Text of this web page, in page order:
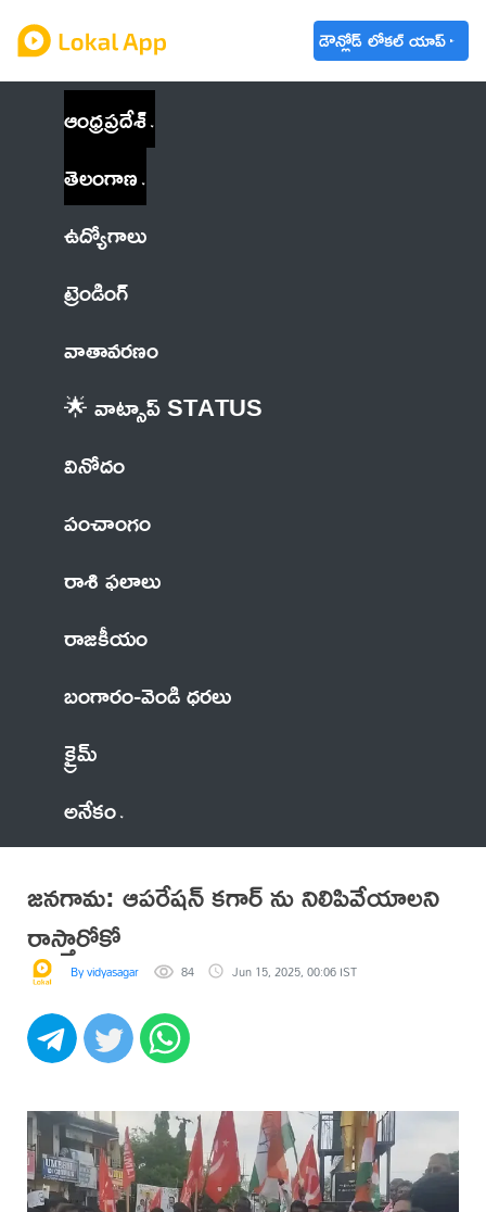
డౌన్లోడ్ లోకల్ యాప్
ఆంధ్రప్రదేశ్
తెలంగాణ
ఉద్యోగాలు
ట్రెండింగ్
వాతావరణం
🌟 వాట్సాప్ STATUS
వినోదం
పంచాంగం
రాశి ఫలాలు
రాజకీయం
బంగారం-వెండి ధరలు
క్రైమ్
అనేకం
జనగామ: ఆపరేషన్ కగార్ ను నిలిపివేయాలని
రాస్తారోకో
By vidyasagar 84 Jun 15, 2025, 00:06 IST